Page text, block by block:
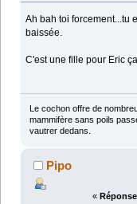
Ah bah toi forcement...tu
baissée.
C'est une fille pour Eric
Le cochon offre de
mammifère sans poils
vautrer dedans.
Pipo
«